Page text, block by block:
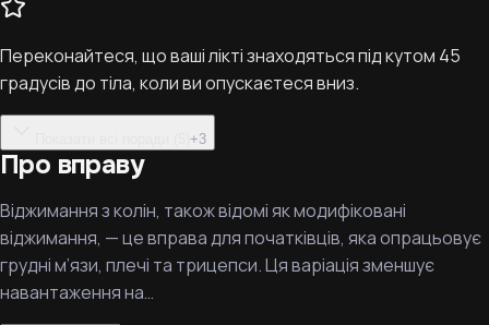
Переконайтеся, що ваші лікті знаходяться під кутом 45
градусів до тіла, коли ви опускаєтеся вниз.
+3
Про вправу
Віджимання з колін, також відомі як модифіковані
віджимання, — це вправа для початківців, яка опрацьовує
грудні м’язи, плечі та трицепси. Ця варіація зменшує
навантаження на…